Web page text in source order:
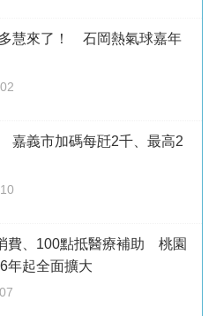
慧來了！ 石岡熱氣球嘉年
嘉義市加碼每瓩2千、最高2
費、100點抵醫療補助 桃園
年起全面擴大